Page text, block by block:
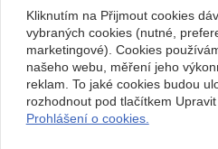
Kontakt
Svatební studio Forever
Nekonečná 1024, 123 00
Praha
Kliknutím na Přijmout cookies
vybraných cookies (nutné,
marketingové). Cookies
našeho webu, měření jeho
reklam. To jaké cookies budou
rozhodnout pod tlačítkem Upravit
Prohlášení o cookies.